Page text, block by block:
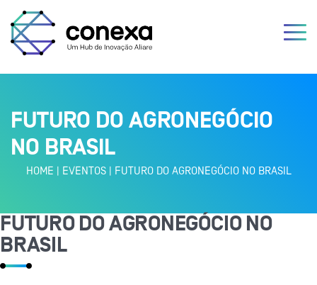
FUTURO DO AGRONEGÓCIO
NO BRASIL
HOME | EVENTOS| FUTURO DO AGRONEGÓCIO NO BRASIL
FUTURO DO AGRONEGÓCIO NO
BRASIL